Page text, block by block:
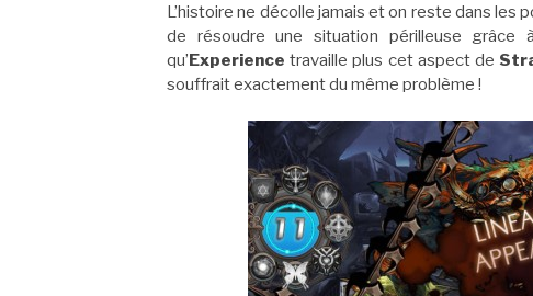
L’histoire ne décolle jamais et on reste dans les
de résoudre une situation périlleuse grâce
qu’Experience travaille plus cet aspect de
souffrait exactement du même problème !